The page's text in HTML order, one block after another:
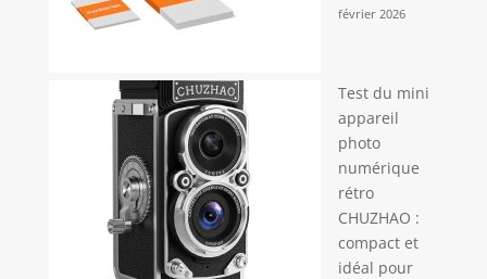
février 2026
Test du mini
appareil
photo
numérique
rétro
CHUZHAO :
compact et
idéal pour